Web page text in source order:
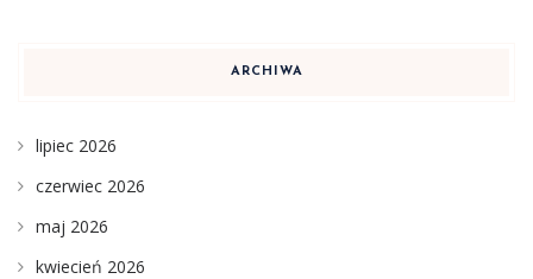
ARCHIWA
lipiec 2026
czerwiec 2026
maj 2026
kwiecień 2026